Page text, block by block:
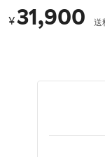
¥31,900 送